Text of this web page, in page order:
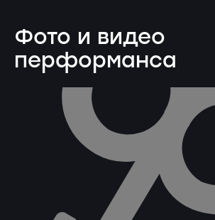
Фото и видео
перформанса